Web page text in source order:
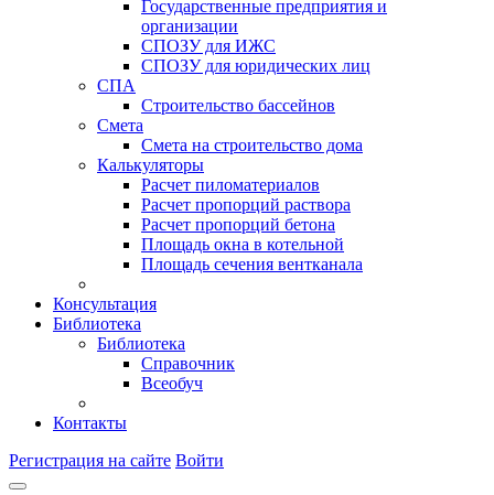
Государственные предприятия и
организации
СПОЗУ для ИЖС
СПОЗУ для юридических лиц
СПА
Строительство бассейнов
Смета
Смета на строительство дома
Калькуляторы
Расчет пиломатериалов
Расчет пропорций раствора
Расчет пропорций бетона
Площадь окна в котельной
Площадь сечения вентканала
Консультация
Библиотека
Библиотека
Справочник
Всеобуч
Контакты
Регистрация на сайте Войти